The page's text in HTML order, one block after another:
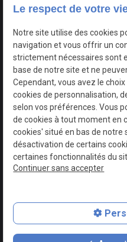
Google Maps Search
Le respect de votre
Notre site utilise des cookies
navigation et vous offrir un
strictement nécessaires sont
base de notre site et ne
Cependant, vous avez le
cookies de personnalisation,
selon vos préférences. Vous
de cookies à tout moment en
cookies' situé en bas de notre
désactivation de certains
certaines fonctionnalités du
Continuer sans accepter